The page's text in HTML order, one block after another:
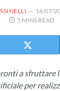
16/07/
5 MINS READ
a sfruttare
per